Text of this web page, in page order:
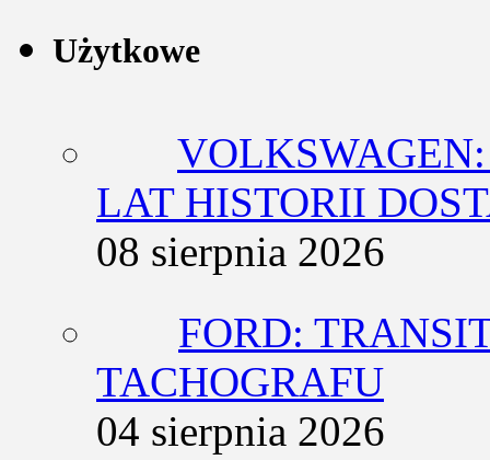
Użytkowe
LAT HISTORII
08 sierpnia 2026
FORD:
TACHOGRAFU
04 sierpnia 2026